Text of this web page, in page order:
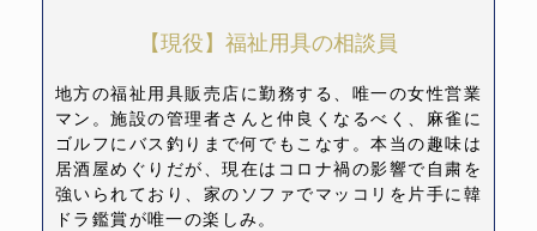
【現役】福祉用具の相談員
地方の福祉用具販売店に勤務する、唯一の女性営業
マン。施設の管理者さんと仲良くなるべく、麻雀に
ゴルフにバス釣りまで何でもこなす。本当の趣味は
居酒屋めぐりだが、現在はコロナ禍の影響で自粛を
強いられており、家のソファでマッコリを片手に韓
ドラ鑑賞が唯一の楽しみ。